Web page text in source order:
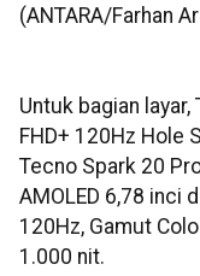
(ANTARA/Farhan
Untuk bagian
FHD+ 120Hz Hole
Tecno Spark 20
AMOLED 6,78 inci
120Hz, Gamut
1.000 nit.